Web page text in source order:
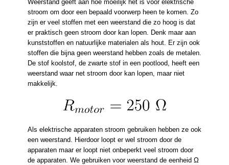
Weerstand geeft aan hoe moeilijk het is voor elektrische
stroom om door een bepaald voorwerp heen te komen. Zo
zijn er veel stoffen met een weerstand die zo hoog is dat
er praktisch geen stroom door kan lopen. Denk maar aan
kunststoffen en natuurlijke materialen als hout. Er zijn ook
stoffen die bijna geen weerstand hebben zoals de metalen.
De stof koolstof, de zwarte stof in een pootlood, heeft een
weerstand waar net stroom door kan lopen, maar niet
makkelijk.
Als elektrische apparaten stroom gebruiken hebben ze ook
een weerstand. Hierdoor loopt er wel stroom door de
apparaten maar er loopt niet onbeperkt veel stroom door
de apparaten. We gebruiken voor weerstand de eenheid Ω